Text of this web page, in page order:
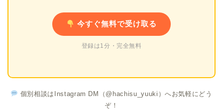
今すぐ無料で受け取る
登録は1分・完全無料
個別相談はInstagram DM（@hachisu_yuuki）へお気軽にどう
ぞ！